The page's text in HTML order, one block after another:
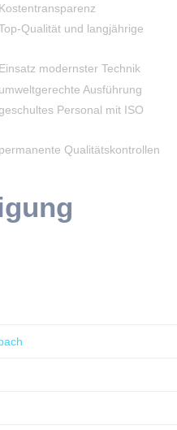
Kostentransparenz
Qualität und langjährige
Einsatz modernster Technik
umweltgerechte Ausführung
Personal mit ISO
permanente Qualitätskontrollen